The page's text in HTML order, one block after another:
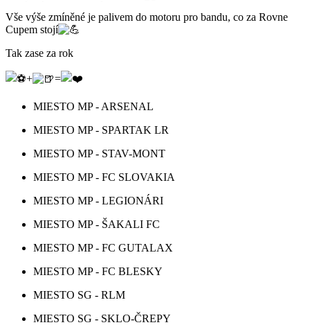
Vše výše zmíněné je palivem do motoru pro bandu, co za Rovne
Cupem stojí
Tak zase za rok
+ =
MIESTO MP - ARSENAL
MIESTO MP - SPARTAK LR
MIESTO MP - STAV-MONT
MIESTO MP - FC SLOVAKIA
MIESTO MP - LEGIONÁRI
MIESTO MP - ŠAKALI FC
MIESTO MP - FC GUTALAX
MIESTO MP - FC BLESKY
MIESTO SG - RLM
MIESTO SG - SKLO-ČREPY